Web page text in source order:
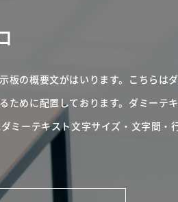
板の概要文がはいります。こちらは
ために配置しております。ダミーテ
ミーテキスト文字サイズ・文字間・